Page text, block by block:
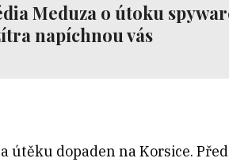
Meduza o útoku
napíchnou vás
útěku dopaden na Korsice.